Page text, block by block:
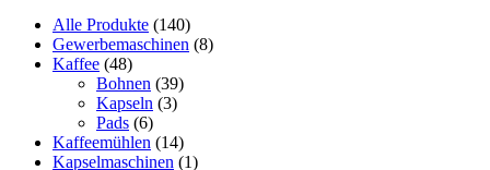
Alle Produkte (140)
Gewerbemaschinen (8)
Kaffee (48)
Bohnen (39)
Kapseln (3)
Pads (6)
Kaffeemühlen (14)
Kapselmaschinen (1)